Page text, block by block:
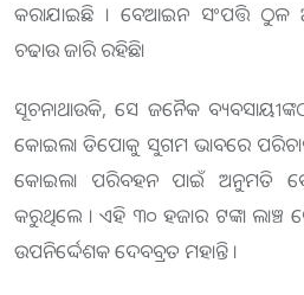
କରାଯାଇଛି । ବେଆଇନ ସଂପତ୍ତି ଠୁଳ
ଚଢାଉ ଜାରି ରହିଛି।
ସୂଚନାଥାଉକି, ସେ ଜନୈକ
କୋଇଲା ଡିପୋକୁ ସୁଗମ ଭାବରେ
କୋଇଲା ପରିବହନ ପାଇଁ ଅନୁମତି
କରୁଥିଲେ । ଏହି ୩୦ ହଜାର ଟଙ୍କା ଲାଞ୍ଚ
ଉପନିର୍ଦ୍ଦେଶକ ଦେବବ୍ରତ ମହାନ୍ତି ।